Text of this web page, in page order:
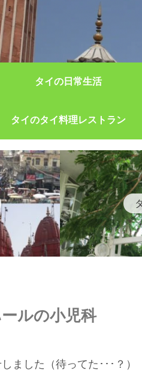
タイの日常生活
タイのタイ料理レストラン
ルの小児科
ました（待ってた･･･？）